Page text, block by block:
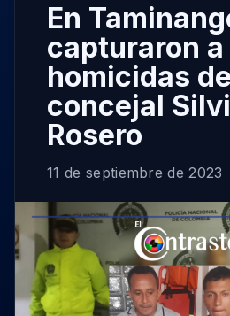
En
capturaron a
homicidas
concejal
Rosero
11 de septiembre de 2023